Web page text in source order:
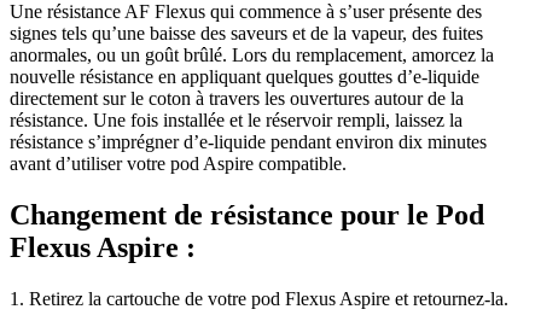
Une résistance AF Flexus qui commence à s’user présente des
signes tels qu’une baisse des saveurs et de la vapeur, des fuites
anormales, ou un goût brûlé. Lors du remplacement, amorcez la
nouvelle résistance en appliquant quelques gouttes d’e-liquide
directement sur le coton à travers les ouvertures autour de la
résistance. Une fois installée et le réservoir rempli, laissez la
résistance s’imprégner d’e-liquide pendant environ dix minutes
avant d’utiliser votre pod Aspire compatible.
Changement de résistance pour le Pod
Flexus Aspire :
1. Retirez la cartouche de votre pod Flexus Aspire et retournez-la.